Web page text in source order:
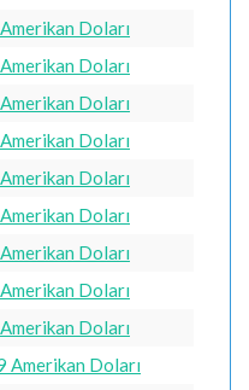
Doları
Doları
Doları
Doları
Doları
Doları
Doları
Doları
Doları
Amerikan Doları